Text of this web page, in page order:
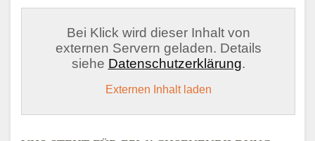
Bei Klick wird dieser Inhalt von
externen Servern geladen. Details
siehe Datenschutzerklärung.
Externen Inhalt laden